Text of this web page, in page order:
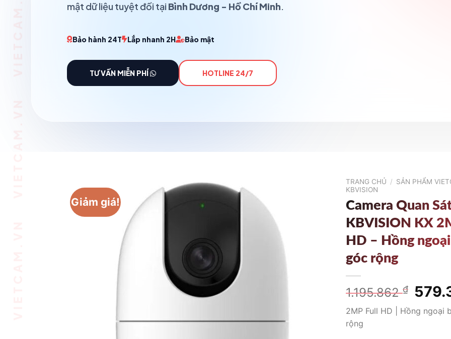
mật dữ liệu tuyệt đối tại Bình Dương - Hồ Chí Minh
Bảo hành 24T Lắp nhanh 2H Bảo mật
TƯ VẤN MIỄN PHÍ HOTLINE 24/7
Giảm giá!
TRANG CHỦ / SẢN PHẨM
KBVISION
Camera Quan
KBVISION KX
HD – Hồng
góc rộng
1.195.862₫
Giá
gốc
là:
2MP Full HD | Hồng ngoại
rộng